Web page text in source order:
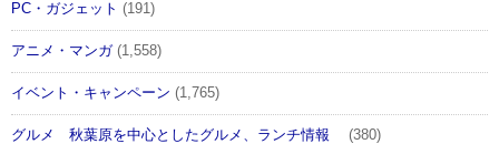
PC・ガジェット (191)
アニメ・マンガ(1,558)
イベント・キャンペーン (1,765)
グルメ 秋葉原を中心としたグルメ、ランチ情報 (380)